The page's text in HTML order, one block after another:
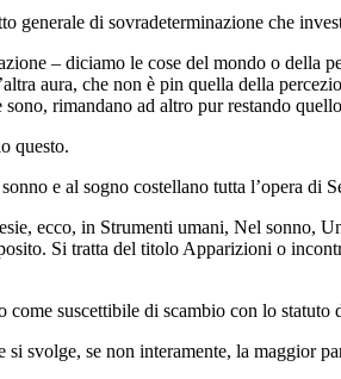
generale di sovradeterminazione che
– diciamo le cose del mondo o della
aura, che non è pin quella della
rimandano ad altro pur restando
questo.
e al sogno costellano tutta l’opera di
ecco, in Strumenti umani, Nel sonno,
Si tratta del titolo Apparizioni o
suscettibile di scambio con lo statuto
si svolge, se non interamente, la mag­gior